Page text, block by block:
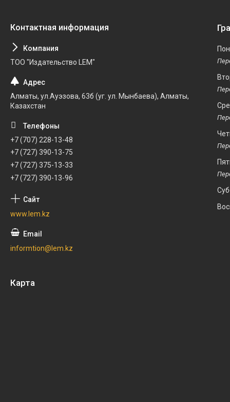
ТОО "Издательство LEM"
Алматы, ул.Ауэзова, 63б (уг. ул. Мынбаева), Алматы,
Казахстан
+7 (707) 228-13-48
+7 (727) 390-13-75
+7 (727) 375-13-33
+7 (727) 390-13-96
www.lem.kz
informtion@lem.kz
Карта